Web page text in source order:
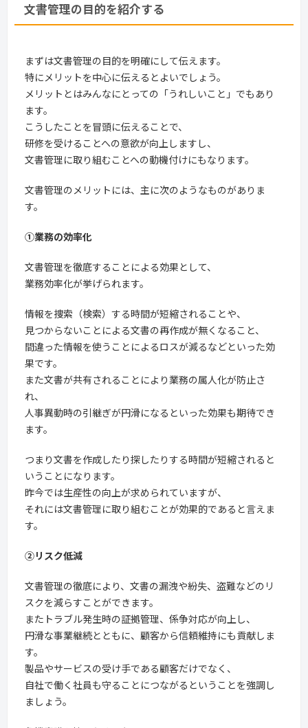
文書管理の目的を紹介する
まずは文書管理の目的を明確にして伝えます。
特にメリットを中心に伝えるとよいでしょう。
メリットとはみんなにとっての「うれしいこと」でもあり
ます。
こうしたことを冒頭に伝えることで、
研修を受けることへの意欲が向上しますし、
文書管理に取り組むことへの動機付けにもなります。
文書管理のメリットには、主に次のようなものがありま
す。
①業務の効率化
文書管理を徹底することによる効果として、
業務効率化が挙げられます。
情報を捜索（検索）する時間が短縮されることや、
見つからないことによる文書の再作成が無くなること、
間違った情報を使うことによるロスが減るなどといった効
果です。
また文書が共有されることにより業務の属人化が防止さ
れ、
人事異動時の引継ぎが円滑になるといった効果も期待でき
ます。
つまり文書を作成したり探したりする時間が短縮されると
いうことになります。
昨今では生産性の向上が求められていますが、
それには文書管理に取り組むことが効果的であると言えま
す。
②リスク低減
文書管理の徹底により、文書の漏洩や紛失、盗難などのリ
スクを減らすことができます。
またトラブル発生時の証拠管理、係争対応が向上し、
円滑な事業継続とともに、顧客から信頼維持にも貢献しま
す。
製品やサービスの受け手である顧客だけでなく、
自社で働く社員も守ることにつながるということを強調し
ましょう。